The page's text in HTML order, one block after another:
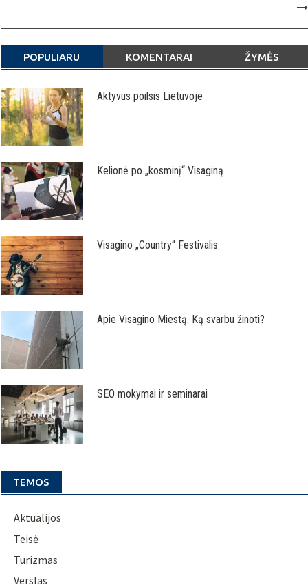
POPULIARU KOMENTARAI ŽYMĖS
Aktyvus poilsis Lietuvoje
Kelionė po „kosminį“ Visaginą
Visagino „Country“ Festivalis
Apie Visagino Miestą. Ką svarbu žinoti?
SEO mokymai ir seminarai
TEMOS
Aktualijos
Teisė
Turizmas
Verslas